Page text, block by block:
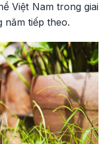
Việt Nam trong giai
năm tiếp theo.